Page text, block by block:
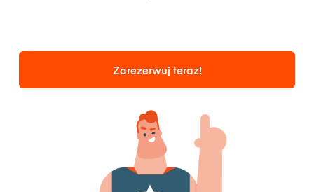
Zarezerwuj teraz!